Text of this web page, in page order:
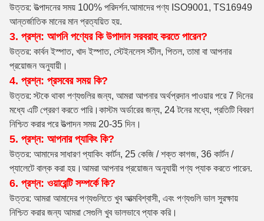
উত্তর: উত্পাদনের সময় 100% পরিদর্শন.আমাদের পণ্য ISO9001, TS16949
আন্তর্জাতিক মানের মান প্রত্যয়িত হয়.
3. প্রশ্ন: আপনি পণ্যের কি উপাদান সরবরাহ করতে পারেন?
উত্তর: কার্বন ইস্পাত, খাদ ইস্পাত, স্টেইনলেস স্টীল, পিতল, তামা বা আপনার
প্রয়োজন অনুযায়ী।
4. প্রশ্ন: প্রসবের সময় কি?
উত্তর: স্টকে থাকা পণ্যগুলির জন্য, আমরা আপনার অর্থপ্রদান পাওয়ার পরে 7 দিনের
মধ্যে এটি প্রেরণ করতে পারি।কাস্টম অর্ডারের জন্য, 24 টনের মধ্যে, প্রতিটি বিবরণ
নিশ্চিত করার পরে উত্পাদন সময় 20-35 দিন।
5. প্রশ্ন: আপনার প্যাকিং কি?
উত্তর: আমাদের সাধারণ প্যাকিং কার্টন, 25 কেজি / শক্ত কাগজ, 36 কার্টন /
প্যালেটে বাল্ক করা হয়।আমরা আপনার প্রয়োজন অনুযায়ী পণ্য প্যাক করতে পারেন.
6. প্রশ্ন: ওয়ারেন্টি সম্পর্কে কি?
উত্তর: আমরা আমাদের পণ্যগুলিতে খুব আত্মবিশ্বাসী, এবং পণ্যগুলি ভাল সুরক্ষায়
নিশ্চিত করার জন্য আমরা সেগুলি খুব ভালভাবে প্যাক করি।